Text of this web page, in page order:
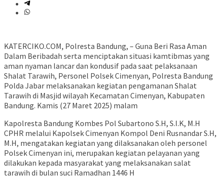
KATERCIKO.COM, Polresta Bandung, – Guna Beri Rasa Aman
Dalam Beribadah serta menciptakan situasi kamtibmas yang
aman nyaman lancar dan kondusif pada saat pelaksanaan
Shalat Tarawih, Personel Polsek Cimenyan, Polresta Bandung
Polda Jabar melaksanakan kegiatan pengamanan Shalat
Tarawih di Masjid wilayah Kecamatan Cimenyan, Kabupaten
Bandung. Kamis (27 Maret 2025) malam
Kapolresta Bandung Kombes Pol Subartono S.H, S.I.K, M.H
CPHR melalui Kapolsek Cimenyan Kompol Deni Rusnandar S.H,
M.H, mengatakan kegiatan yang dilaksanakan oleh personel
Polsek Cimenyan ini, merupakan kegiatan pelayanan yang
dilakukan kepada masyarakat yang melaksanakan salat
tarawih di bulan suci Ramadhan 1446 H